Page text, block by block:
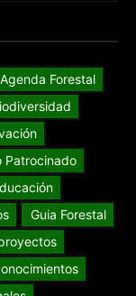
Agenda Forestal
Patrocinado
Guia Forestal